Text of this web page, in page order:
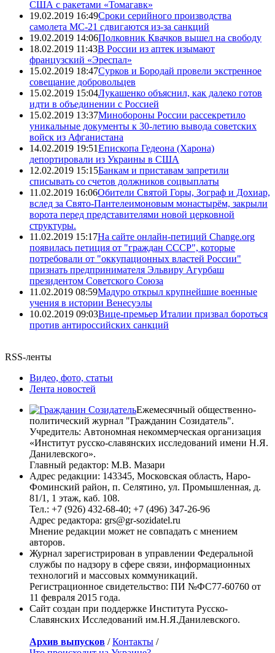
США с ракетами «Томагавк»
19.02.2019 16:49Сроки серийного производства
самолета МС-21 сдвигаются из-за санкций
19.02.2019 14:06Полковник Квачков вышел на свободу
18.02.2019 11:43В России из аптек изымают
французский «Эреспал»
15.02.2019 18:47Сурков и Бородай провели экстренное
совещание добровольцев
15.02.2019 15:04Лукашенко объяснил, как далеко готов
идти в объединении с Россией
15.02.2019 13:37Минобороны России рассекретило
уникальные документы к 30-летию вывода советских
войск из Афганистана
14.02.2019 19:51Епископа Гедеона (Харона)
депортировали из Украины в США
12.02.2019 15:15Банкам и приставам запретили
списывать со счетов должников соцвыплаты
11.02.2019 16:06Обители Святой Горы, Зограф и Дохиар,
вслед за Свято-Пантелеимоновым монастырём, закрыли
ворота перед представителями новой церковной
структуры.
11.02.2019 15:17На сайте онлайн-петиций Change.org
появилась петиция от "граждан СССР", которые
потребовали от "оккупационных властей России"
признать предпринимателя Эльвиру Агурбаш
президентом Советского Союза
11.02.2019 08:59Мадуро открыл крупнейшие военные
учения в истории Венесуэлы
10.02.2019 09:03Вице-премьер Италии призвал бороться
против антироссийских санкций
RSS-ленты
Видео, фото, статьи
Лента новостей
Ежемесячный общественно-
политический журнал "Гражданин Созидатель".
Учредитель: Автономная некоммерческая организация
«Институт русско-славянских исследований имени Н.Я.
Данилевского».
Главный редактор: М.В. Мазари
Адрес редакции: 143345, Московская область, Наро-
Фоминский район, п. Селятино, ул. Промышленная, д.
81/1, 1 этаж, каб. 108.
Тел.: +7 (926) 432-68-40; +7 (496) 347-26-96
Адрес редактора: grs@gr-sozidatel.ru
Мнение редакции может не совпадать с мнением
авторов.
Журнал зарегистрирован в управлении Федеральной
службы по надзору в сфере связи, информационных
технологий и массовых коммуникаций.
Регистрационное свидетельство: ПИ №ФС77-60760 от
11 февраля 2015 года.
Сайт создан при поддержке Института Русско-
Славянских Исследований им.Н.Я.Данилевского.
Архив выпусков /Контакты /